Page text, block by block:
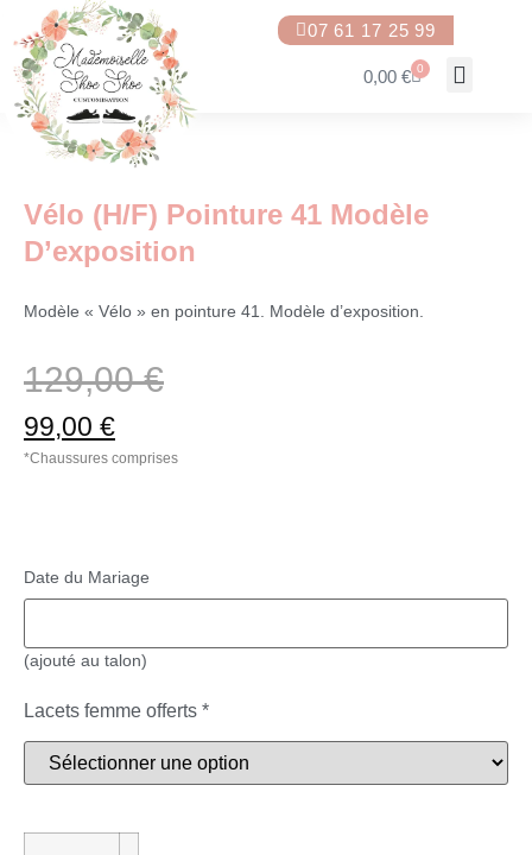
0,00 € 0
07 61 17 25 99
Vélo (h/f) Pointure 41 Modèle
D’exposition
Modèle « Vélo » en pointure 41. Modèle d’exposition.
129,00€
99,00 €
*Chaussures comprises
Date du Mariage
(ajouté au talon)
Lacets femme offerts *